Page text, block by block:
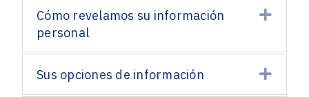
Cómo revelamos su información
personal
Sus opciones de información